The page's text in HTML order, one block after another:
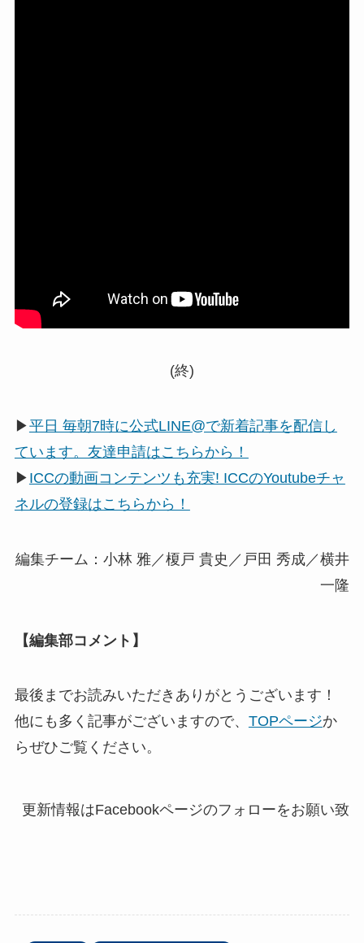
(終)
▶平日 毎朝7時に公式LINE@で新着記事を配信し
ています。友達申請はこちらから！
▶ ICCの動画コンテンツも充実! ICCのYoutubeチャ
ネルの登録はこちらから！
編集チーム：小林 雅／榎戸 貴史／戸田 秀成／横井
一隆
【編集部コメント】
最後までお読みいただきありがとうございます！
他にも多く記事がございますので、 TOPページか
らぜひご覧ください。